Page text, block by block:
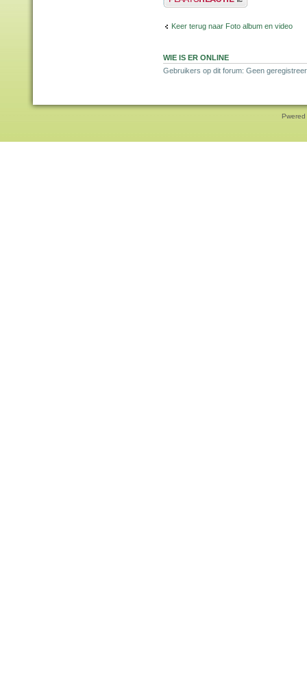
Keer terug naar Foto album en video
WIE IS ER ONLINE
Gebruikers op dit forum: Geen